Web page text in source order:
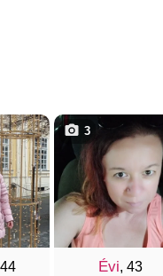
Évi, 43
3